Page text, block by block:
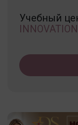
Учебный
INNOVATION